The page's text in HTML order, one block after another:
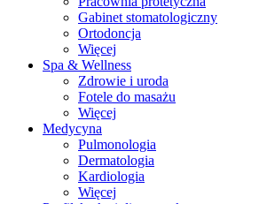
Gabinet stomatologiczny
Ortodoncja
Więcej
Spa & Wellness
Zdrowie i uroda
Fotele do masażu
Więcej
Medycyna
Pulmonologia
Dermatologia
Kardiologia
Więcej